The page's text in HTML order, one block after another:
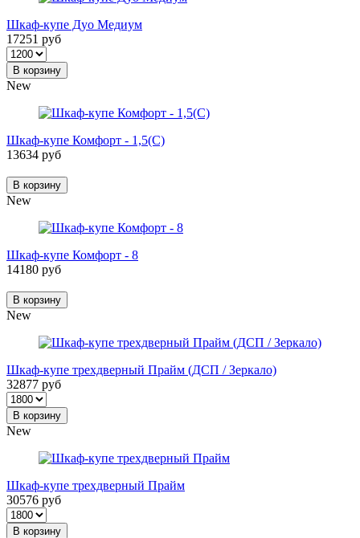
Шкаф-купе Дуо Медиум
17251 руб
В корзину
New
Шкаф-купе Комфорт - 1,5(С)
13634 руб
В корзину
New
Шкаф-купе Комфорт - 8
14180 руб
В корзину
New
Шкаф-купе трехдверный Прайм (ДСП / Зеркало)
32877 руб
В корзину
New
Шкаф-купе трехдверный Прайм
30576 руб
В корзину